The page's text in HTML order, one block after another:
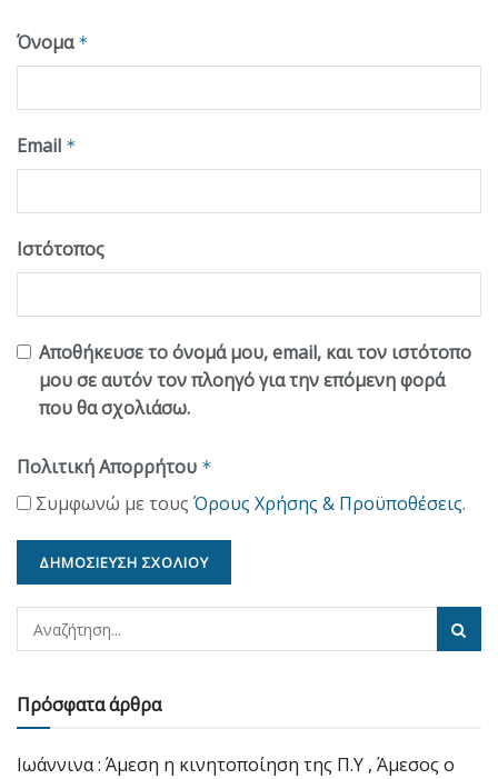
Όνομα *
Email *
Ιστότοπος
Αποθήκευσε το όνομά μου, email, και τον ιστότοπο
μου σε αυτόν τον πλοηγό για την επόμενη φορά
που θα σχολιάσω.
Πολιτική Απορρήτου *
Συμφωνώ με τους Όρους Χρήσης & Προϋποθέσεις.
Πρόσφατα άρθρα
Ιωάννινα : Άμεση η κινητοποίηση της Π.Υ , Άμεσος ο